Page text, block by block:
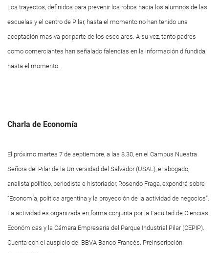
Los trayectos, definidos para prevenir los robos hacia los alumnos de las
escuelas y el centro de Pilar, hasta el momento no han tenido una
aceptación masiva por parte de los escolares. A su vez, tanto padres
como comerciantes han señalado falencias en la información difundida
hasta el momento.
Charla de Economía
El próximo martes 7 de septiembre, a las 8.30, en el Campus Nuestra
Señora del Pilar de la Universidad del Salvador (USAL), el abogado,
analista político, periodista e historiador, Rosendo Fraga, expondrá sobre
“Economía, política argentina y la proyección de la actividad de negocios”.
La actividad es organizada en forma conjunta por la Facultad de Ciencias
Económicas y la Cámara Empresaria del Parque Industrial Pilar (CEPIP).
Cuenta con el auspicio del BBVA Banco Francés. Preinscripción: